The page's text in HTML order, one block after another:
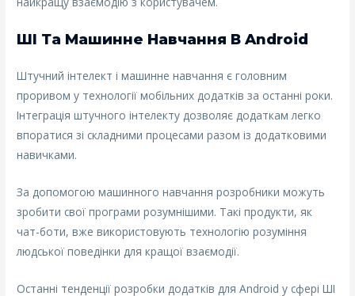
ШІ Та Машинне Навчання В Android
Штучний інтелект і машинне навчання є головним
проривом у технології мобільних додатків за останні роки.
Інтеграція штучного інтелекту дозволяє додаткам легко
впоратися зі складними процесами разом із додатковими
навичками.
За допомогою машинного навчання розробники можуть
зробити свої програми розумнішими. Такі продукти, як
чат-боти, вже використовують технологію розуміння
людської поведінки для кращої взаємодії.
Останні тенденції розробки додатків для Android у сфері ШІ